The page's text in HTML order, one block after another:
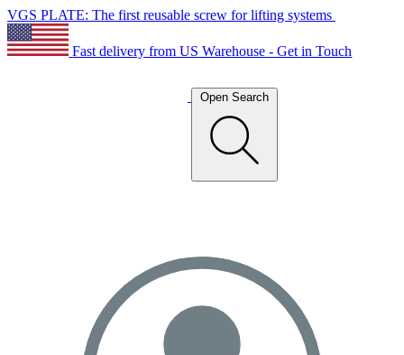
VGS PLATE: The first reusable screw for lifting systems
Fast delivery from US Warehouse - Get in Touch
Open Search